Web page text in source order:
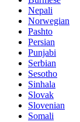
Nepali
Norwegian
Pashto
Persian
Punjabi
Serbian
Sesotho
Sinhala
Slovak
Slovenian
Somali